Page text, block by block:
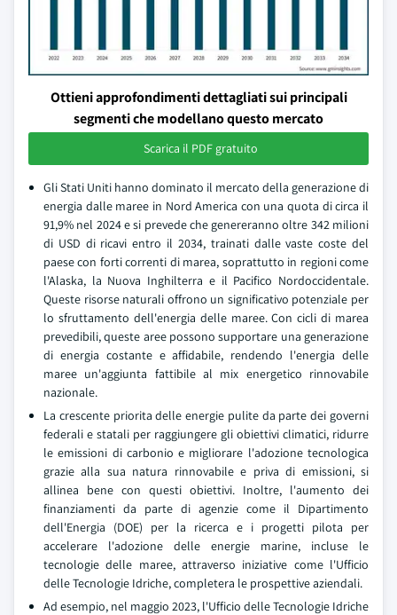
Ottieni approfondimenti dettagliati sui principali
segmenti che modellano questo mercato
Scarica il PDF gratuito
Gli Stati Uniti hanno dominato il mercato della generazione di
energia dalle maree in Nord America con una quota di circa il
91,9% nel 2024 e si prevede che genereranno oltre 342 milioni
di USD di ricavi entro il 2034, trainati dalle vaste coste del
paese con forti correnti di marea, soprattutto in regioni come
l'Alaska, la Nuova Inghilterra e il Pacifico Nordoccidentale.
Queste risorse naturali offrono un significativo potenziale per
lo sfruttamento dell'energia delle maree. Con cicli di marea
prevedibili, queste aree possono supportare una generazione
di energia costante e affidabile, rendendo l'energia delle
maree un'aggiunta fattibile al mix energetico rinnovabile
nazionale.
La crescente priorita delle energie pulite da parte dei governi
federali e statali per raggiungere gli obiettivi climatici, ridurre
le emissioni di carbonio e migliorare l'adozione tecnologica
grazie alla sua natura rinnovabile e priva di emissioni, si
allinea bene con questi obiettivi. Inoltre, l'aumento dei
finanziamenti da parte di agenzie come il Dipartimento
dell'Energia (DOE) per la ricerca e i progetti pilota per
accelerare l'adozione delle energie marine, incluse le
tecnologie delle maree, attraverso iniziative come l'Ufficio
delle Tecnologie Idriche, completera le prospettive aziendali.
Ad esempio, nel maggio 2023, l'Ufficio delle Tecnologie Idriche